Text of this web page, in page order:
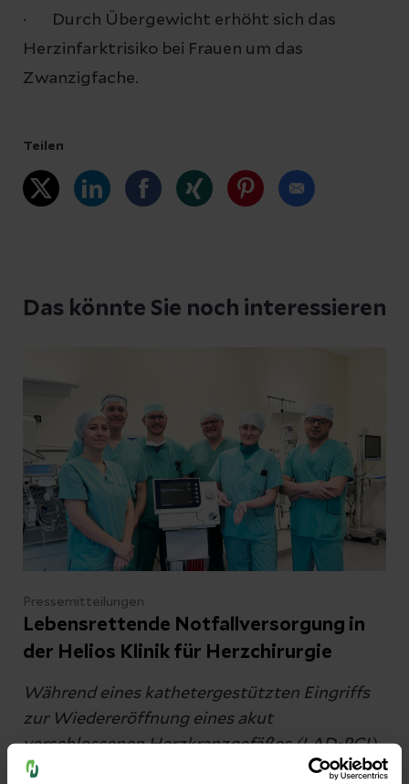
· Durch Übergewicht erhöht sich das
Herzinfarktrisiko bei Frauen um das
Zwanzigfache.
Teilen
Das könnte Sie noch interessieren
Pressemitteilungen
Lebensrettende Notfallversorgung in
der Helios Klinik für Herzchirurgie
Während eines kathetergestützten Eingriffs
zur Wiedereröffnung eines akut
verschlossenen Herzkranzgefäßes (LAD-PCI)
bei akutem Vorderwandinfarkt erlitt ein 69-